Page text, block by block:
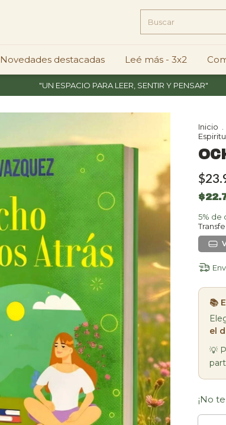
Novedades destacadas Leé más - 3x2
"UN ESPACIO PARA LEER, SENTIR Y PENSAR"
Inicio
5% de
📚
el
💡
¡No